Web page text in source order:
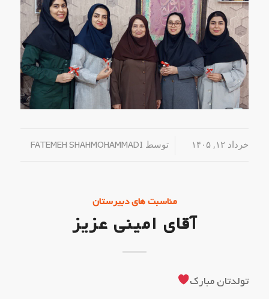
خرداد ۱۲, ۱۴۰۵ / توسط FATEMEH SHAHMOHAMMADI
مناسبت های دبیرستان
آقای امینی عزیز
تولدتان مبارک